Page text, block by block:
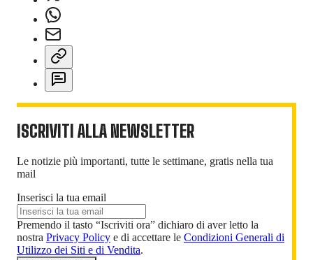
ISCRIVITI ALLA NEWSLETTER
Le notizie più importanti, tutte le settimane, gratis nella tua
mail
Inserisci la tua email
Premendo il tasto “Iscriviti ora” dichiaro di aver letto la
nostra Privacy Policy e di accettare le Condizioni Generali di
Utilizzo dei Siti e di Vendita.